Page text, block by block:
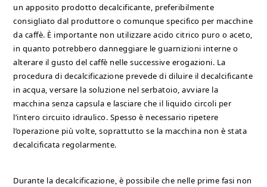
un apposito prodotto decalcificante, preferibilmente
consigliato dal produttore o comunque specifico per macchine
da caffè. È importante non utilizzare acido citrico puro o aceto,
in quanto potrebbero danneggiare le guarnizioni interne o
alterare il gusto del caffè nelle successive erogazioni. La
procedura di decalcificazione prevede di diluire il decalcificante
in acqua, versare la soluzione nel serbatoio, avviare la
macchina senza capsula e lasciare che il liquido circoli per
l’intero circuito idraulico. Spesso è necessario ripetere
l’operazione più volte, soprattutto se la macchina non è stata
decalcificata regolarmente.
Durante la decalcificazione, è possibile che nelle prime fasi non